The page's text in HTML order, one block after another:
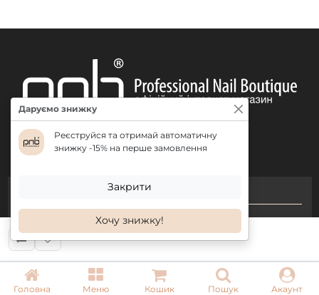
Головна Меню Кошик Пошук Акаунт
+ 38 (050) 075 35 05
+ 38 (097) 075 35 05
+ 38 (093) 075 35 05
Даруємо знижку
Реєструйся та отримай автоматичну
знижку -15% на перше замовлення
Закрити
Хочу знижку!